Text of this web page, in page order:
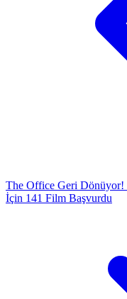
The Office Geri Dönüyor!
İçin 141 Film Başvurdu